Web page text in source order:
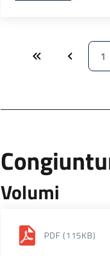
1
Volumi
PDF (115KB)